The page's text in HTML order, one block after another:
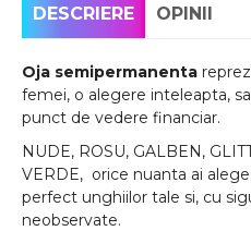
DESCRIERE OPINII
Oja semipermanenta
femei, o alegere inteleapta,
punct de vedere financiar.
NUDE, ROSU, GALBEN,
VERDE, orice nuanta ai
perfect unghiilor tale si, cu
neobservate.